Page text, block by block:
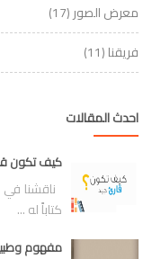
معرض الصور(17)
فريقنا(11)
احدث المقالات
كيف تكون
ناقشنا
كتاباً له ...
مفهوم